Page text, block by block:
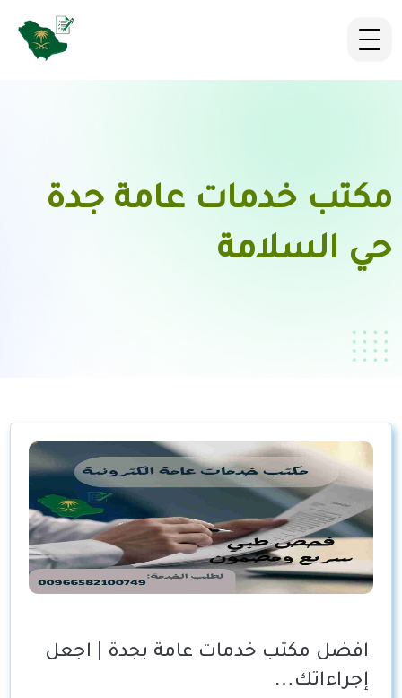
مكتب خدمات عامة جدة
حي السلامة
افضل مكتب خدمات عامة بجدة | اجعل
إجراءاتك…